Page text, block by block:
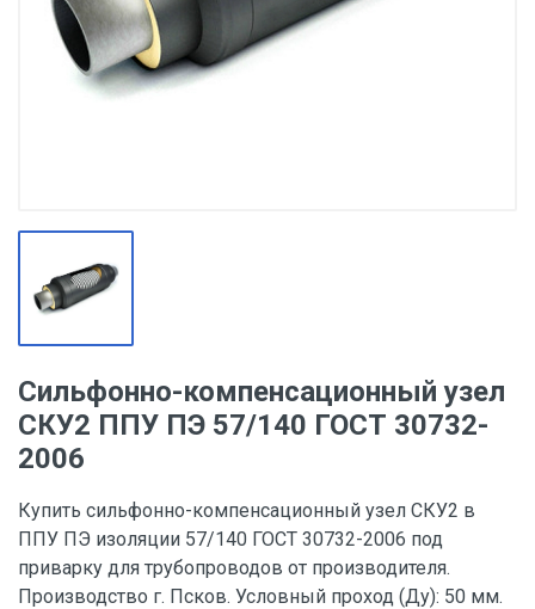
Сильфонно-компенсационный узел
СКУ2 ППУ ПЭ 57/140 ГОСТ 30732-
2006
Купить сильфонно-компенсационный узел СКУ2 в
ППУ ПЭ изоляции 57/140 ГОСТ 30732-2006 под
приварку для трубопроводов от производителя.
Производство г. Псков. Условный проход (Ду): 50 мм.